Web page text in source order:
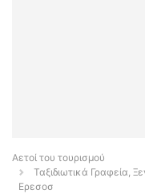
Αετοί του τουρισμού
Ταξιδιωτικά Γραφεία,
Ερεσοσ